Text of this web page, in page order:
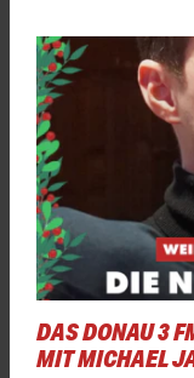
DAS DONAU 3
MIT MICHAEL